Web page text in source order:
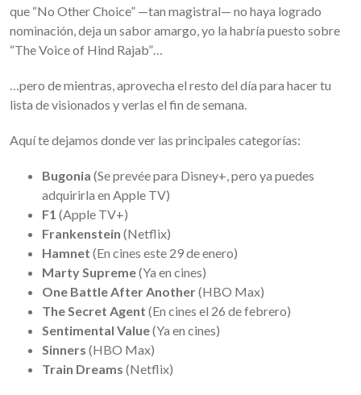
que “No Other Choice” —tan magistral— no haya logrado
nominación, deja un sabor amargo, yo la habría puesto sobre
“The Voice of Hind Rajab”…
…pero de mientras, aprovecha el resto del día para hacer tu
lista de visionados y verlas el fin de semana.
Aquí te dejamos donde ver las principales categorías:
Bugonia (Se prevée para Disney+, pero ya puedes
adquirirla en Apple TV)
F1 (Apple TV+)
Frankenstein (Netflix)
Hamnet (En cines este 29 de enero)
Marty Supreme(Ya en cines)
One Battle After Another(HBO Max)
The Secret Agent (En cines el 26 de febrero)
Sentimental Value(Ya en cines)
Sinners (HBO Max)
Train Dreams (Netflix)